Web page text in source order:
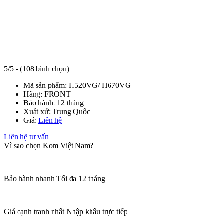
5/5 - (108 bình chọn)
Mã sản phẩm: H520VG/ H670VG
Hãng: FRONT
Bảo hành: 12 tháng
Xuất xứ: Trung Quốc
Giá: Liên hệ
Liên hệ tư vấn
Vì sao chọn Kom Việt Nam?
Bảo hành nhanh Tối đa 12 tháng
Giá cạnh tranh nhất Nhập khẩu trực tiếp